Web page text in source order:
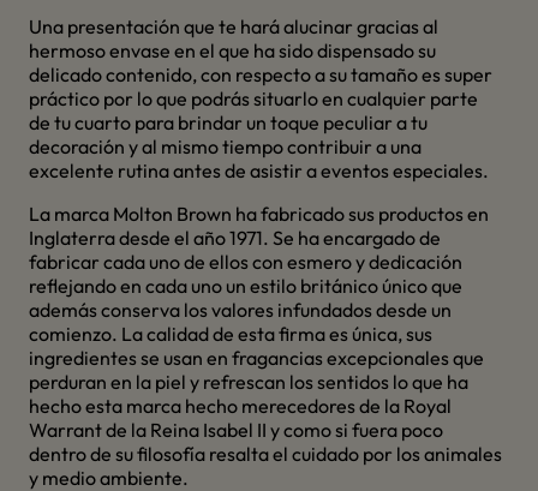
Una presentación que te hará alucinar gracias al
hermoso envase en el que ha sido dispensado su
delicado contenido, con respecto a su tamaño es super
práctico por lo que podrás situarlo en cualquier parte
de tu cuarto para brindar un toque peculiar a tu
decoración y al mismo tiempo contribuir a una
excelente rutina antes de asistir a eventos especiales.
La marca Molton Brown ha fabricado sus productos en
Inglaterra desde el año 1971. Se ha encargado de
fabricar cada uno de ellos con esmero y dedicación
reflejando en cada uno un estilo británico único que
además conserva los valores infundados desde un
comienzo. La calidad de esta firma es única, sus
ingredientes se usan en fragancias excepcionales que
perduran en la piel y refrescan los sentidos lo que ha
hecho esta marca hecho merecedores de la Royal
Warrant de la Reina Isabel II y como si fuera poco
dentro de su filosofía resalta el cuidado por los animales
y medio ambiente.